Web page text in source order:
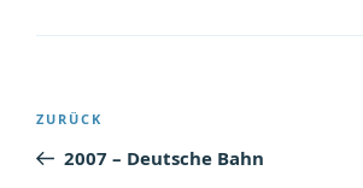
Beitragsnavigation
Vorheriger
Beitrag
ZURÜCK
2007 – Deutsche Bahn